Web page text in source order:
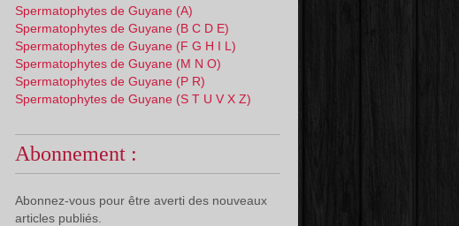
Spermatophytes de Guyane (A)
Spermatophytes de Guyane (B C D E)
Spermatophytes de Guyane (F G H I L)
Spermatophytes de Guyane (M N O)
Spermatophytes de Guyane (P R)
Spermatophytes de Guyane (S T U V X Z)
Abonnement :
Abonnez-vous pour être averti des nouveaux
articles publiés.